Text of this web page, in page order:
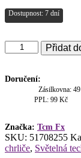
Dostupnost: 7 dní
TCM
FX
ovladač
Přidat
Doručení:
Zásilkovna:
PPL: 99 Kč
Značka: Tcm Fx
SKU: 51708255
chrliče, Světelná